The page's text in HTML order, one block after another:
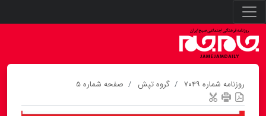
روزنامه شماره ۷۰۴۹ گروه تپش صفحه شماره ۵